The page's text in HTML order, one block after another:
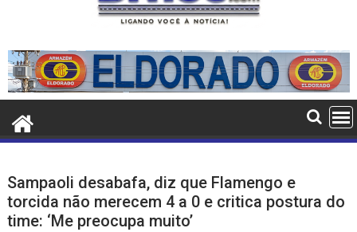
Sampaoli desabafa, diz que Flamengo e
torcida não merecem 4 a 0 e critica postura do
time: ‘Me preocupa muito’